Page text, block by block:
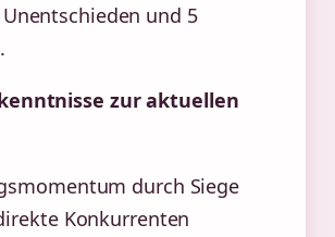
Unentschieden und 5
zur aktuellen
durch Siege
Konkurrenten